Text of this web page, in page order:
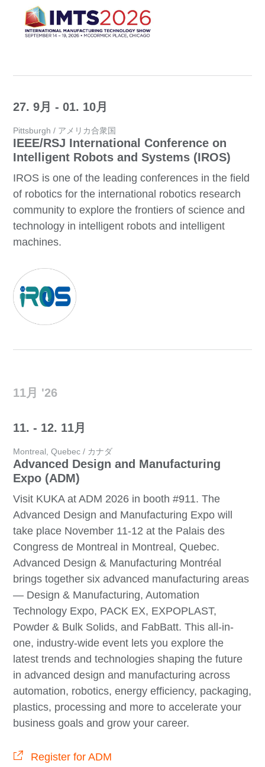
27. 9月 - 01. 10月
Pittsburgh / アメリカ合衆国
IEEE/RSJ International Conference on
Intelligent Robots and Systems (IROS)
IROS is one of the leading conferences in the field
of robotics for the international robotics research
community to explore the frontiers of science and
technology in intelligent robots and intelligent
machines.
11月 '26
11. - 12. 11月
Montreal, Quebec / カナダ
Advanced Design and Manufacturing
Expo (ADM)
Visit KUKA at ADM 2026 in booth #911. The
Advanced Design and Manufacturing Expo will
take place November 11-12 at the Palais des
Congress de Montreal in Montreal, Quebec.
Advanced Design & Manufacturing Montréal
brings together six advanced manufacturing areas
— Design & Manufacturing, Automation
Technology Expo, PACK EX, EXPOPLAST,
Powder & Bulk Solids, and FabBatt. This all-in-
one, industry-wide event lets you explore the
latest trends and technologies shaping the future
in advanced design and manufacturing across
automation, robotics, energy efficiency, packaging,
plastics, processing and more to accelerate your
business goals and grow your career.
Register for ADM